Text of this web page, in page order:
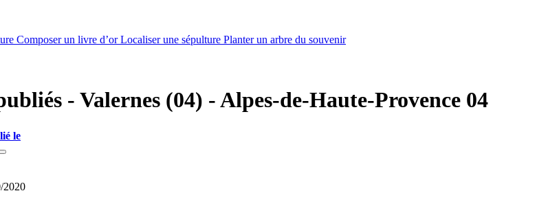
Composer un livre d’orLocaliser une sépulture Planter un arbre du souvenir
- Valernes (04) - Alpes-de-Haute-Provence 04
le
2020